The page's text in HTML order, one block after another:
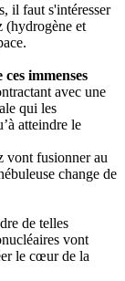
il faut s'intéresser
(hydrogène et
immenses
avec une
qui les
atteindre le
vont fusionner au
change de
de telles
vont
le cœur de la